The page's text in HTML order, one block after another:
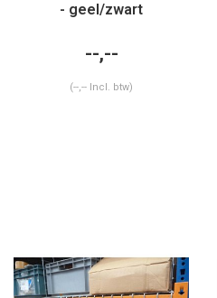
- geel/zwart
--,--
(--,-- Incl. btw)